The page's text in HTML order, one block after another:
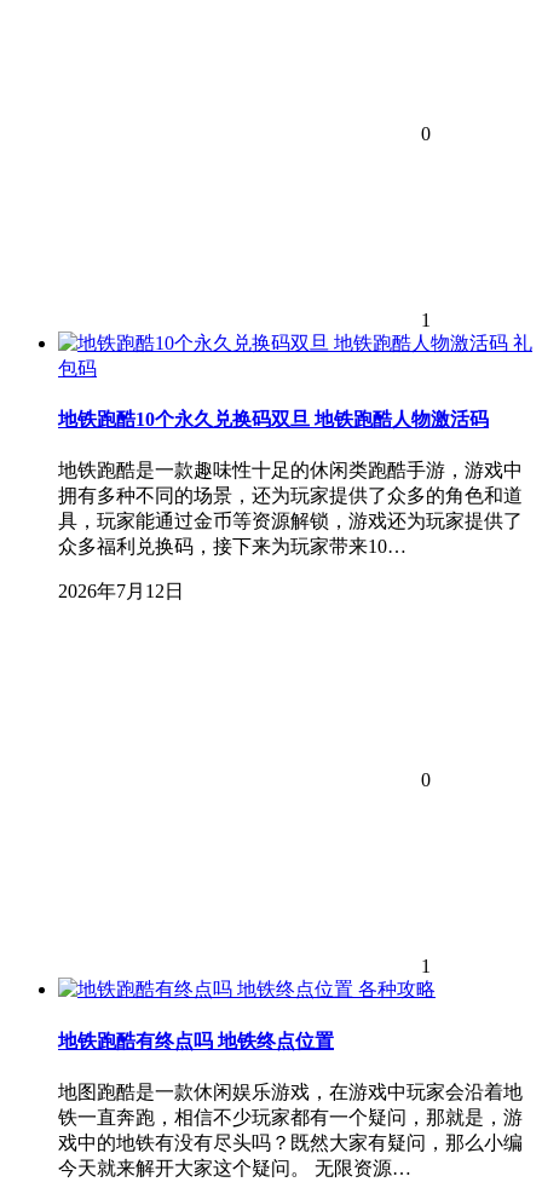
0
1
礼
包码
地铁跑酷10个永久兑换码双旦 地铁跑酷人物激活码
地铁跑酷是一款趣味性十足的休闲类跑酷手游，游戏中
拥有多种不同的场景，还为玩家提供了众多的角色和道
具，玩家能通过金币等资源解锁，游戏还为玩家提供了
众多福利兑换码，接下来为玩家带来10…
2026年7月12日
0
1
各种攻略
地铁跑酷有终点吗 地铁终点位置
地图跑酷是一款休闲娱乐游戏，在游戏中玩家会沿着地
铁一直奔跑，相信不少玩家都有一个疑问，那就是，游
戏中的地铁有没有尽头吗？既然大家有疑问，那么小编
今天就来解开大家这个疑问。 无限资源…